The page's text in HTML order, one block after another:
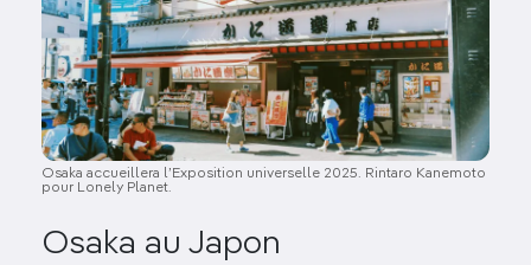
Osaka accueillera l’Exposition universelle 2025. Rintaro Kanemoto
pour Lonely Planet.
Osaka au Japon